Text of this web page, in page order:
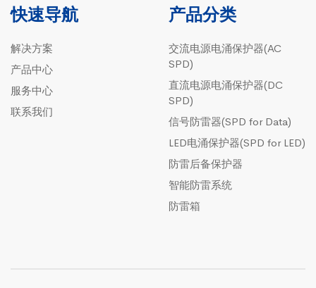
快速导航
解决方案
产品中心
服务中心
联系我们
产品分类
交流电源电涌保护器(AC
SPD)
直流电源电涌保护器(DC
SPD)
信号防雷器(SPD for Data)
LED电涌保护器(SPD for LED)
防雷后备保护器
智能防雷系统
防雷箱